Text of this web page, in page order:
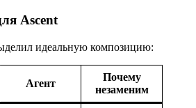
Ascent
идеальную композицию:
Агент
Почему
незаменим